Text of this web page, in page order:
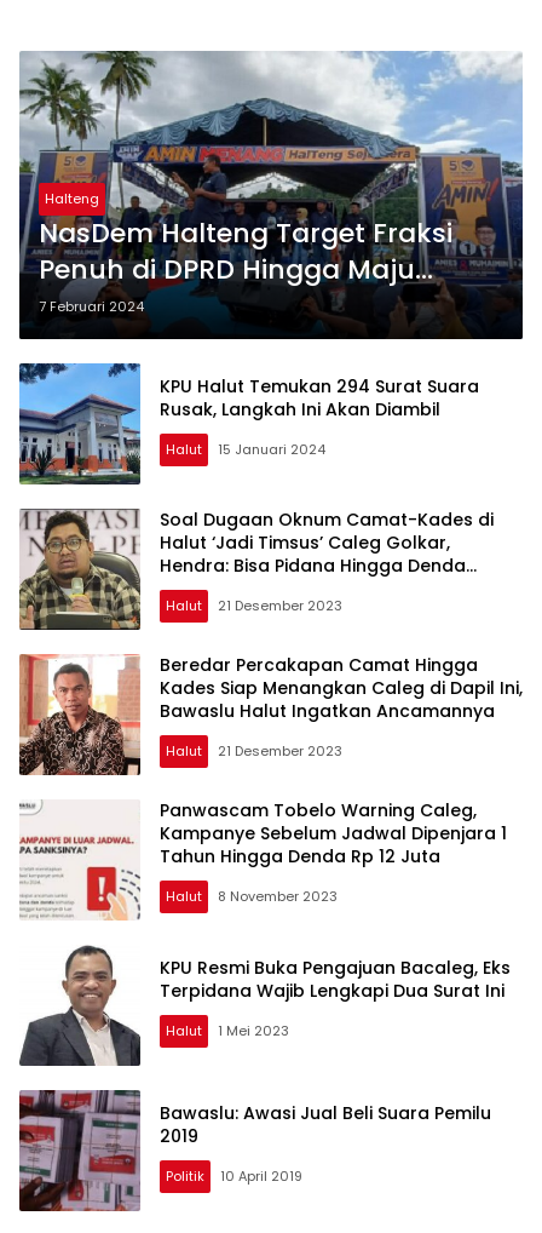
Halteng
NasDem Halteng Target Fraksi
Penuh di DPRD Hingga Maju
Cabup 2024
7 Februari 2024
KPU Halut Temukan 294 Surat Suara
Rusak, Langkah Ini Akan Diambil
Halut 15 Januari 2024
Soal Dugaan Oknum Camat-Kades di
Halut ‘Jadi Timsus’ Caleg Golkar,
Hendra: Bisa Pidana Hingga Denda
Belasan Juta
Halut 21 Desember 2023
Beredar Percakapan Camat Hingga
Kades Siap Menangkan Caleg di Dapil Ini,
Bawaslu Halut Ingatkan Ancamannya
Halut 21 Desember 2023
Panwascam Tobelo Warning Caleg,
Kampanye Sebelum Jadwal Dipenjara 1
Tahun Hingga Denda Rp 12 Juta
Halut 8 November 2023
KPU Resmi Buka Pengajuan Bacaleg, Eks
Terpidana Wajib Lengkapi Dua Surat Ini
Halut 1 Mei 2023
Bawaslu: Awasi Jual Beli Suara Pemilu
2019
Politik 10 April 2019